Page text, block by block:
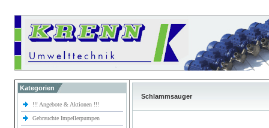
Kategorien
!!! Angebote & Aktionen !!!
Gebrauchte Impellerpumpen
Schlammsauger